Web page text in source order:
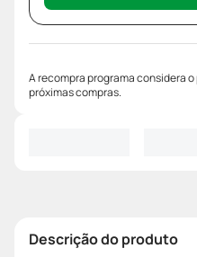
A recompra programa considera
próximas compras.
Descrição do produto